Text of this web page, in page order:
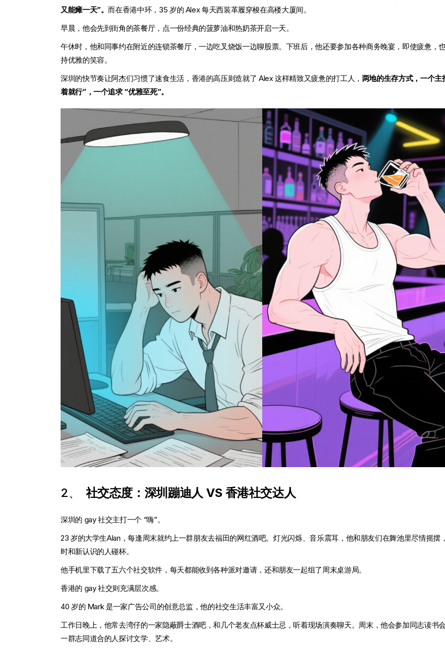
又能瘫一天”。而在香港中环，35 岁的 Alex 每天西装革履穿梭在高楼大厦间。
早晨，他会先到街角的茶餐厅，点一份经典的菠萝油和热奶茶开启一天。
午休时，他和同事约在附近的连锁茶餐厅，一边吃叉烧饭一边聊股票。下班后，他还要参加各种商务晚宴，即使疲惫，
持优雅的笑容。
深圳的快节奏让阿杰们习惯了速食生活，香港的高压则造就了 Alex 这样精致又疲惫的打工人， 两地的生存方式，一个主
着就行”，一个追求 “优雅至死”。
2、 社交态度：深圳蹦迪人 VS 香港社交达人
深圳的 gay 社交主打一个 “嗨”。
23 岁的大学生Alan，每逢周末就约上一群朋友去福田的网红酒吧。灯光闪烁、音乐震耳，他和朋友们在舞池里尽情摇摆
时和新认识的人碰杯。
他手机里下载了五六个社交软件，每天都能收到各种派对邀请，还和朋友一起组了周末桌游局。
香港的 gay 社交则充满层次感。
40 岁的 Mark 是一家广告公司的创意总监，他的社交生活丰富又小众。
工作日晚上，他常去湾仔的一家隐蔽爵士酒吧，和几个老友点杯威士忌，听着现场演奏聊天。周末，他会参加同志读书
一群志同道合的人探讨文学、艺术。